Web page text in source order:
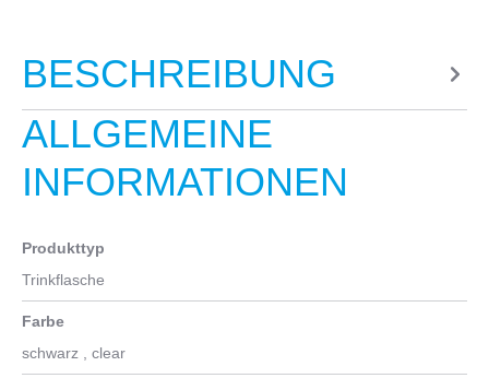
BESCHREIBUNG
ALLGEMEINE
INFORMATIONEN
Produkttyp
Trinkflasche
Farbe
schwarz , clear